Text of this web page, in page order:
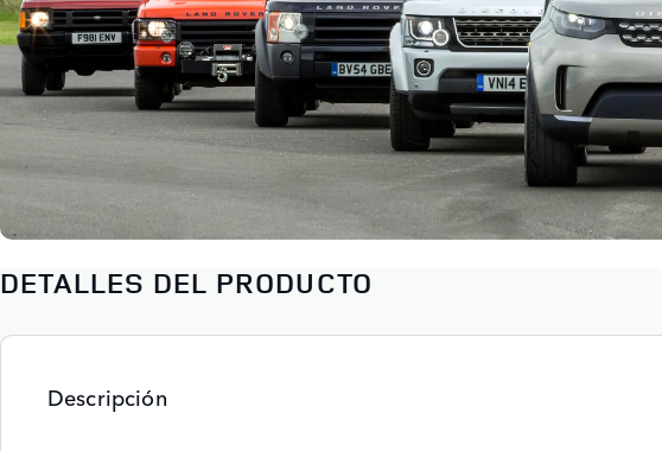
DETALLES DEL PRODUCTO
Descripción